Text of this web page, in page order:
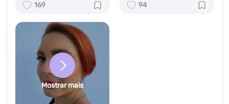
169 94
Mostrar mais